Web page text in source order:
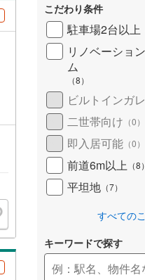
こだわり条件
駐車場2台以上
リノベーショ
ム
（8）
ビルトインガ
二世帯向け （0）
即入居可能 （0）
前道6m以上 （8）
平坦地 （7）
すべての
キーワードで探す
広尾郡大樹町
中川郡池田町 (5)
足寄郡足寄町
釧路郡釧路町(4
川上郡標茶町(2)
白糠郡白糠町(0)
標津郡標津町(0)